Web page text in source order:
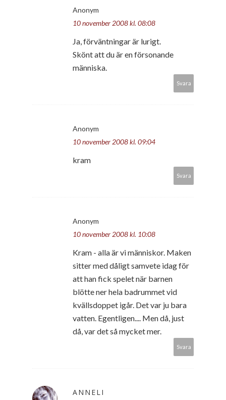
Anonym
10 november 2008 kl. 08:08
Ja, förväntningar är lurigt.
Skönt att du är en försonande
människa.
Svara
Anonym
10 november 2008 kl. 09:04
kram
Svara
Anonym
10 november 2008 kl. 10:08
Kram - alla är vi människor. Maken
sitter med dåligt samvete idag för
att han fick spelet när barnen
blötte ner hela badrummet vid
kvällsdoppet igår. Det var ju bara
vatten. Egentligen.... Men då, just
då, var det så mycket mer.
Svara
ANNELI